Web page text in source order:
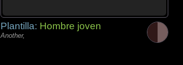
Plantilla: Hombre joven
Another,